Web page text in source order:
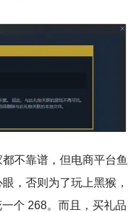
不靠谱，但电商平台鱼
，否则为了玩上黑猴，
个 268。而且，买礼品